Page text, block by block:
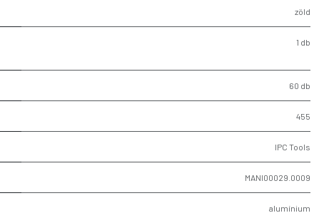
zöld
1 db
60 db
455
IPC Tools
MANI00029.0009
alumínium